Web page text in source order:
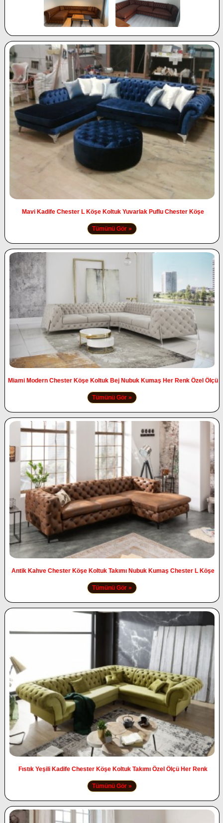
Mavi Kadife Chester L Köşe Koltuk Yuvarlak Puflu Chester Köşe
Tümünü Gör »
Miami Modern Chester Köşe Koltuk Bej Nubuk Kumaş Her Renk Özel Ölçü
Tümünü Gör »
Antik Kahve Chester Köşe Koltuk Takımı Nubuk Kumaş Chester L Köşe
Tümünü Gör »
Fıstık Yeşili Kadife Chester Köşe Koltuk Takımı Özel Ölçü Her Renk
Tümünü Gör »